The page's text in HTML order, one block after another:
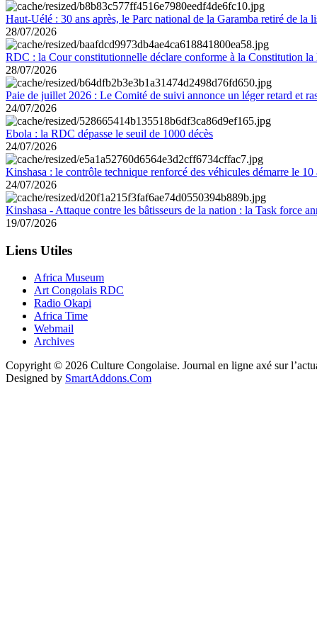
Haut-Uélé : 30 ans après, le Parc national de la Garamba retiré de la
28/07/2026
RDC : la Cour constitutionnelle déclare conforme à la Constitution la
28/07/2026
Paie de juillet 2026 : Le Comité de suivi annonce un léger retard et
24/07/2026
Ebola : la RDC dépasse le seuil de 1000 décès
24/07/2026
Kinshasa : le contrôle technique renforcé des véhicules démarre le 10
24/07/2026
Kinshasa - Attaque contre les bâtisseurs de la nation : la Task force
19/07/2026
Liens Utiles
Africa Museum
Art Congolais RDC
Radio Okapi
Africa Time
Webmail
Archives
Copyright © 2026 Culture Congolaise. Journal en ligne axé sur
Designed by SmartAddons.Com